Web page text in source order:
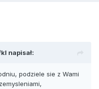
napisał:
podziele sie z Wami